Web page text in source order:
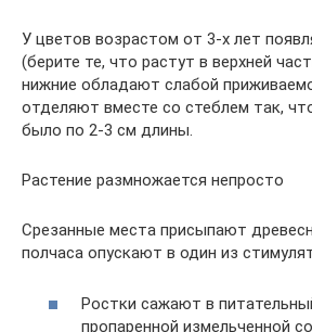
У цветов возрастом от 3-х лет
(берите те, что растут в верхней
нижние обладают слабой
отделяют вместе со стеблем так,
было по 2-3 см длины.
Растение размножается непросто
Срезанные места присыпают
полчаса опускают в один из
Ростки сажают в
пропаренной измельченной